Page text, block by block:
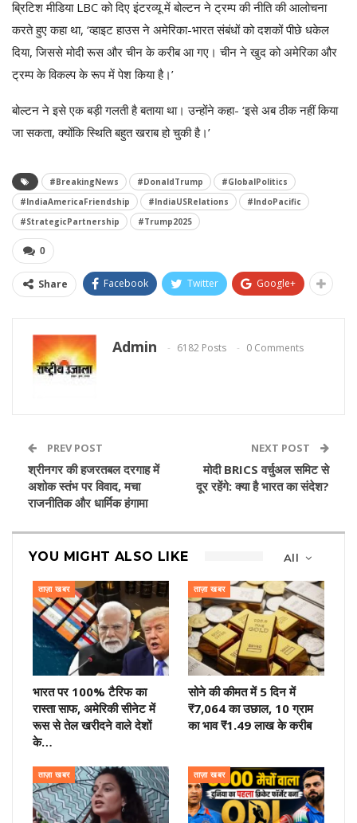
ब्रिटिश मीडिया LBC को दिए इंटरव्यू में बोल्टन ने ट्रम्प की नीति की आलोचना
करते हुए कहा था, ‘व्हाइट हाउस ने अमेरिका-भारत संबंधों को दशकों पीछे धकेल
दिया, जिससे मोदी रूस और चीन के करीब आ गए। चीन ने खुद को अमेरिका और
ट्रम्प के विकल्प के रूप में पेश किया है।’
बोल्टन ने इसे एक बड़ी गलती है बताया था। उन्होंने कहा- ‘इसे अब ठीक नहीं किया
जा सकता, क्योंकि स्थिति बहुत खराब हो चुकी है।’
#BreakingNews #DonaldTrump
#GlobalPolitics
#IndiaAmericaFriendship
#IndiaUSRelations
#IndoPacific
#StrategicPartnership
#Trump2025
0
Share Facebook Twitter Google+
Admin 6182 Posts 0 Comments
PREV POST
श्रीनगर की हजरतबल दरगाह में
अशोक स्तंभ पर विवाद, मचा
राजनीतिक और धार्मिक हंगामा
NEXT POST
मोदी BRICS वर्चुअल समिट से
दूर रहेंगे: क्या है भारत का संदेश?
All
YOU MIGHT ALSO LIKE
ताज़ा खबर
भारत पर 100% टैरिफ का
रास्ता साफ, अमेरिकी सीनेट में
रूस से तेल खरीदने वाले देशों
के…
ताज़ा खबर
सोने की कीमत में 5 दिन में
₹7,064 का उछाल, 10 ग्राम
का भाव ₹1.49 लाख के करीब
ताज़ा खबर ताज़ा खबर